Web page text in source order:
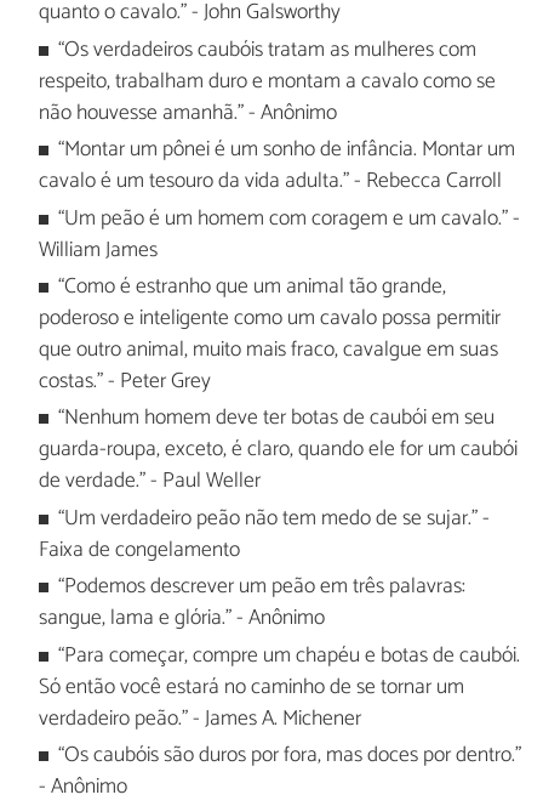
quanto o cavalo." - John Galsworthy
“Os verdadeiros caubóis tratam as mulheres com
respeito, trabalham duro e montam a cavalo como se
não houvesse amanhã." - Anônimo
“Montar um pônei é um sonho de infância. Montar um
cavalo é um tesouro da vida adulta." - Rebecca Carroll
“Um peão é um homem com coragem e um cavalo." -
William James
“Como é estranho que um animal tão grande,
poderoso e inteligente como um cavalo possa permitir
que outro animal, muito mais fraco, cavalgue em suas
costas." - Peter Grey
“Nenhum homem deve ter botas de caubói em seu
guarda-roupa, exceto, é claro, quando ele for um caubói
de verdade." - Paul Weller
“Um verdadeiro peão não tem medo de se sujar." -
Faixa de congelamento
“Podemos descrever um peão em três palavras:
sangue, lama e glória." - Anônimo
“Para começar, compre um chapéu e botas de caubói.
Só então você estará no caminho de se tornar um
verdadeiro peão." - James A. Michener
“Os caubóis são duros por fora, mas doces por dentro."
- Anônimo